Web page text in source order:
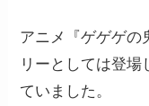
アニメ『ゲゲゲの
リーとしては登
ていました。